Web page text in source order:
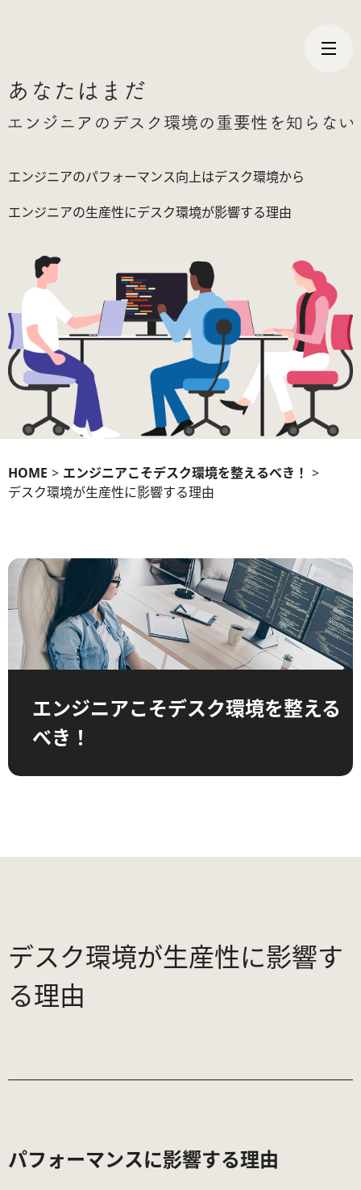
エンジニアのパフォーマンス向上はデスク環境から
エンジニアの生産性にデスク環境が影響する理由
HOME > エンジニアこそデスク環境を整えるべき！ >
デスク環境が生産性に影響する理由
エンジニアこそデスク環境を整える
べき！
デスク環境が生産性に影響す
る理由
パフォーマンスに影響する理由